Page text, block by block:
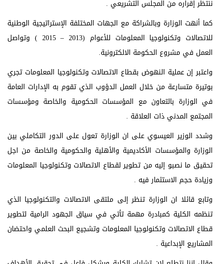
ننتظر إقراره من المجلس التشريعي .
كما أنهت الوزارة وبالشراكة مع الجهات المختلفة الإستراتيجية الوطنية
للاتصالات وتكنولوجيا المعلومات للأعوام (2013 – 2015 ) وتواصل
العمل في مشروع الحكومة الالكترونية.
واعتبر إن عملية النهوض بقطاع الاتصالات وتكنولوجيا المعلومات تجري
بوتيرة متسارعة من خلال العمل الدؤوب الذي تقوم به الإدارات العامة
في الوزارة بالتعاون مع المؤسسات الحكومية والخاصة ومؤسسات
المجتمع المدني ذات العلاقة .
وشدد الوزير العيسوي على ان الوزارة تعول على الدور التكاملي بين
الوزارة والمؤسسات الأكاديمية والأهلية والحكومية والخاصة من اجل
تحقيق ما نصبو إليه من تطوير لقطاع الاتصالات وتكنولوجيا المعلومات
وزيادة حجم الاستثمار فيه .
وتابع قائلا ان الوزارة تنظر إلى ملتقى الاتصالات والتكنولوجيا الذي
تنظمه الكلية كمبادرة مهمة تأتي في سياق الجهود الرامية لتطوير
قطاع الاتصالات وتكنولوجيا المعلومات وتشجيع البحث العلمي واحتضان
المشاريع الإبداعية .